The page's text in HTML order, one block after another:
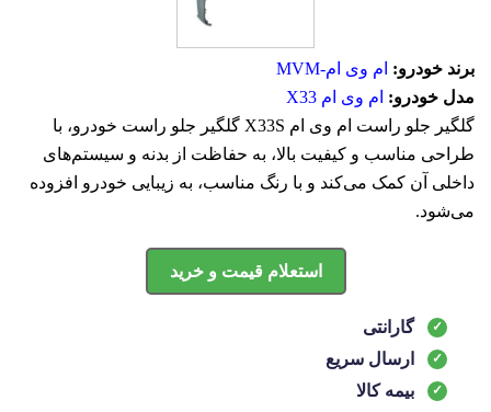
برند خودرو: ام وی ام-MVM
مدل خودرو: ام وی ام X33
گلگیر جلو راست ام وی ام X33S گلگیر جلو راست خودرو، با
طراحی مناسب و کیفیت بالا، به حفاظت از بدنه و سیستم‌های
داخلی آن کمک می‌کند و با رنگ مناسب، به زیبایی خودرو افزوده
می‌شود.
استعلام قیمت و خرید
گارانتی
ارسال سریع
بیمه کالا